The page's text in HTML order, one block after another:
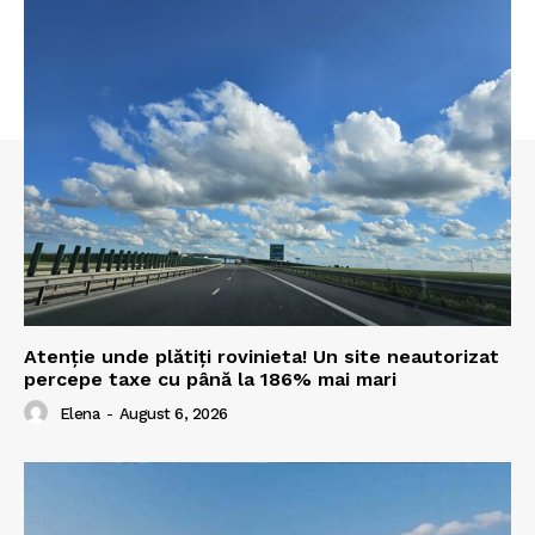
Atenție unde plătiți rovinieta! Un site neautorizat
percepe taxe cu până la 186% mai mari
Elena - August 6, 2026